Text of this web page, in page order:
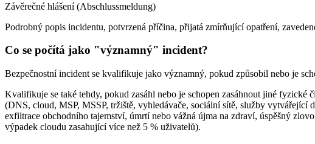
Závěrečné hlášení (Abschlussmeldung)
Podrobný popis incidentu, potvrzená příčina, přijatá zmírňující opatření,
Co se počítá jako "významný" incident?
Bezpečnostní incident se kvalifikuje jako významný, pokud způsobil nebo je
Kvalifikuje se také tehdy, pokud zasáhl nebo je schopen zasáhnout jiné
(DNS, cloud, MSP, MSSP, tržiště, vyhledávače, sociální sítě, služby
exfiltrace obchodního tajemství, úmrtí nebo vážná újma na zdraví, úspěšný
výpadek cloudu zasahující více než 5 % uživatelů).